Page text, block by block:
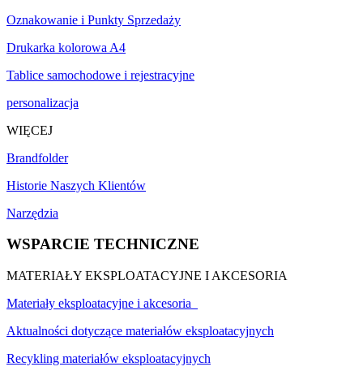
Oznakowanie i Punkty Sprzedaży
Drukarka kolorowa A4
Tablice samochodowe i rejestracyjne
personalizacja
WIĘCEJ
Brandfolder
Historie Naszych Klientów
Narzędzia
WSPARCIE TECHNICZNE
MATERIAŁY EKSPLOATACYJNE I AKCESORIA
Materiały eksploatacyjne i akcesoria
Aktualności dotyczące materiałów eksploatacyjnych
Recykling materiałów eksploatacyjnych